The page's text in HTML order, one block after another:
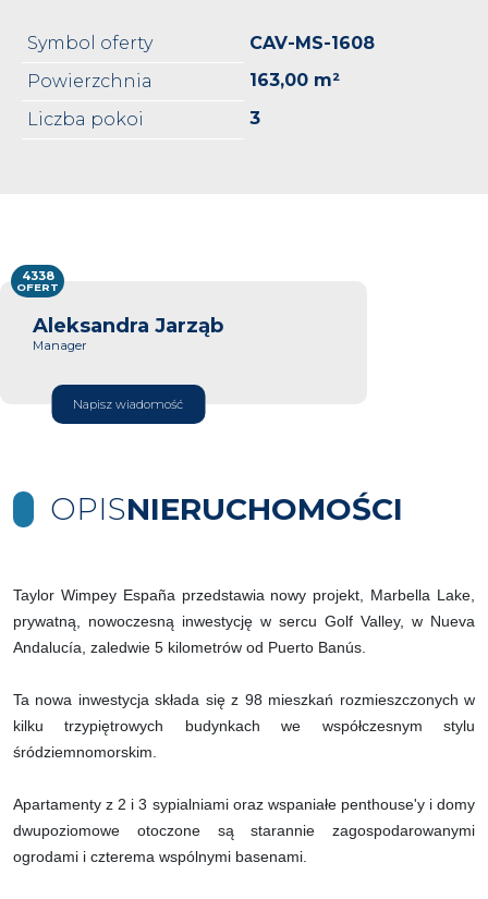
Symbol oferty
CAV-MS-1608
Powierzchnia
163,00 m²
Liczba pokoi
3
Aleksandra Jarząb
Manager
Napisz wiadomość
4338
OFERT
OPISNIERUCHOMOŚCI
Taylor Wimpey España przedstawia nowy projekt, Marbella Lake,
prywatną, nowoczesną inwestycję w sercu Golf Valley, w Nueva
Andalucía, zaledwie 5 kilometrów od Puerto Banús.
Ta nowa inwestycja składa się z 98 mieszkań rozmieszczonych w
kilku trzypiętrowych budynkach we współczesnym stylu
śródziemnomorskim.
Apartamenty z 2 i 3 sypialniami oraz wspaniałe penthouse'y i domy
dwupoziomowe otoczone są starannie zagospodarowanymi
ogrodami i czterema wspólnymi basenami.